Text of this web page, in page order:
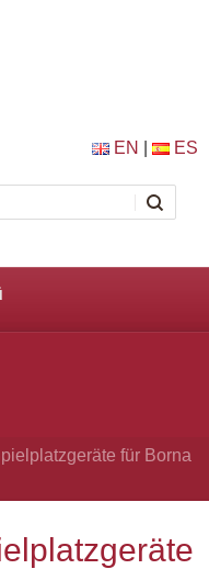
EN ES
für Borna